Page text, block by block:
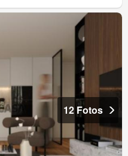
12 Fotos